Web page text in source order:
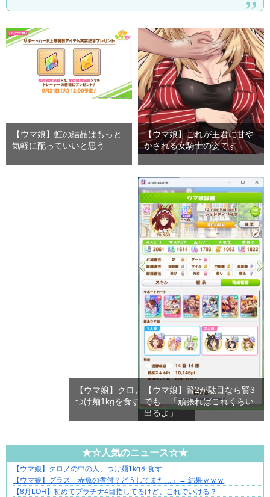
【ウマ娘】虹の結晶はもっと
気軽に配っていいと思う
【ウマ娘】これが主君に甘や
かされる女騎士の姿です
【ウマ娘】クロノの中の人、
つけ麺1kgを食す
【ウマ娘】賢2が駄目なら賢3
でも…「頑張ればこれくらい
出るよ」
★☆人気のニュース☆★
“変われない私”が動き出す瞬間に出会う
【ウマ娘】クロノの中の人、つけ麺1kgを食す
【ウマ娘】グラス「赤魚の煮付？どうしてまた…」→ 結果ｗｗｗ
【8月LOH】初めてプラチナ4目指してるけど、これでいける？